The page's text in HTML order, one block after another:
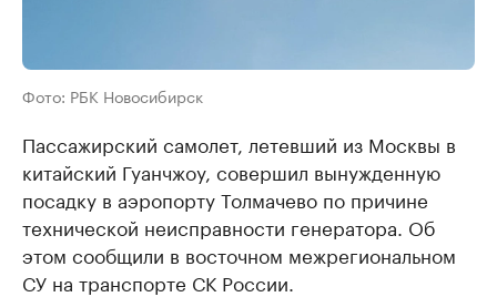
Фото: РБК Новосибирск
Пассажирский самолет, летевший из Москвы в
китайский Гуанчжоу, совершил вынужденную
посадку в аэропорту Толмачево по причине
технической неисправности генератора. Об
этом сообщили в восточном межрегиональном
СУ на транспорте СК России.